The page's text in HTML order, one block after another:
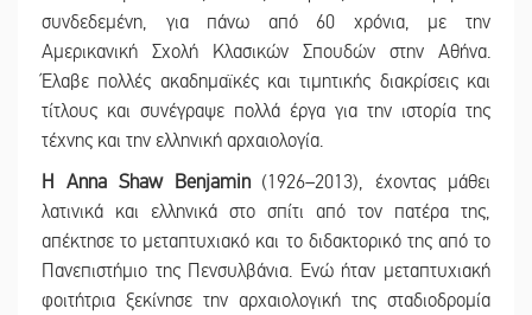
συνδεδεμένη, για πάνω από 60 χρόνια, με την
Αμερικανική Σχολή Κλασικών Σπουδών στην Αθήνα.
Έλαβε πολλές ακαδημαϊκές και τιμητικής διακρίσεις και
τίτλους και συνέγραψε πολλά έργα για την ιστορία της
τέχνης και την ελληνική αρχαιολογία.
Η Anna Shaw Benjamin(1926–2013), έχοντας μάθει
λατινικά και ελληνικά στο σπίτι από τον πατέρα της,
απέκτησε το μεταπτυχιακό και το διδακτορικό της από το
Πανεπιστήμιο της Πενσυλβάνια. Ενώ ήταν μεταπτυχιακή
φοιτήτρια ξεκίνησε την αρχαιολογική της σταδιοδρομία